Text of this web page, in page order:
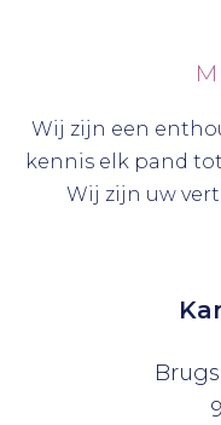
Wij zijn een
kennis elk pand
Wij zijn uw